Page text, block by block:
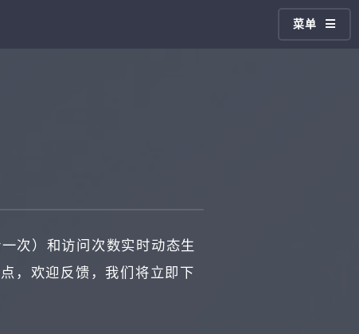
菜单
次）和访问次数实时动态生
，欢迎反馈，我们将立即下